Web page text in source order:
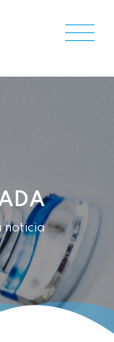
noticia